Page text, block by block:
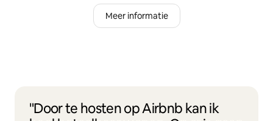
Meer informatie
"Door te hosten op Airbnb kan ik